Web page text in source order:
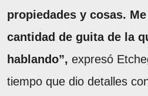
propiedades y cosas.
cantidad de guita de la
hablando”, expresó
tiempo que dio detalles